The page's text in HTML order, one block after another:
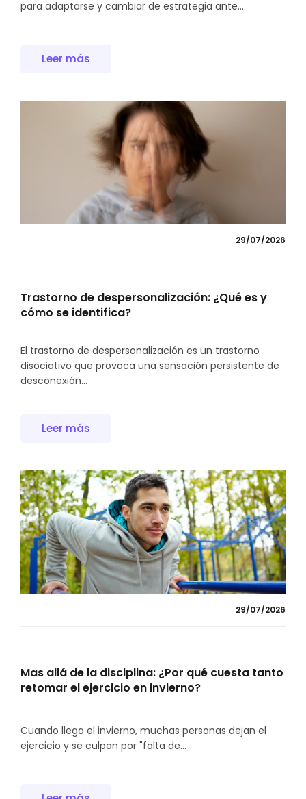
para adaptarse y cambiar de estrategia ante...
Leer más
29/07/2026
Trastorno de despersonalización: ¿Qué es y
cómo se identifica?
El trastorno de despersonalización es un trastorno
disociativo que provoca una sensación persistente de
desconexión...
Leer más
29/07/2026
Mas allá de la disciplina: ¿Por qué cuesta tanto
retomar el ejercicio en invierno?
Cuando llega el invierno, muchas personas dejan el
ejercicio y se culpan por "falta de...